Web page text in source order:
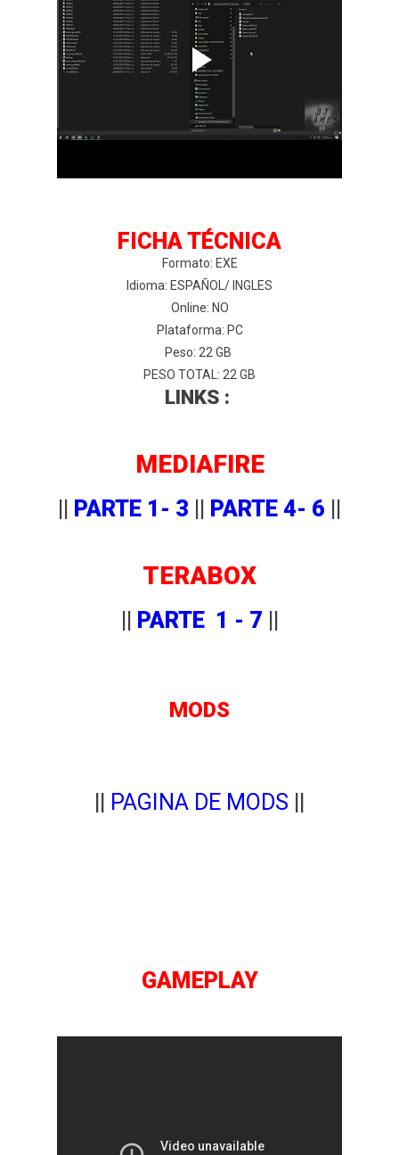
FICHA TÉCNICA
Formato: EXE
Idioma: ESPAÑOL/ INGLES
Online: NO
Plataforma: PC
Peso: 22 GB
PESO TOTAL: 22 GB
LINKS :
MEDIAFIRE
PARTE 1- 3 PARTE 4- 6
TERABOX
PARTE 1 - 7
MODS
PAGINA DE MODS
GAMEPLAY